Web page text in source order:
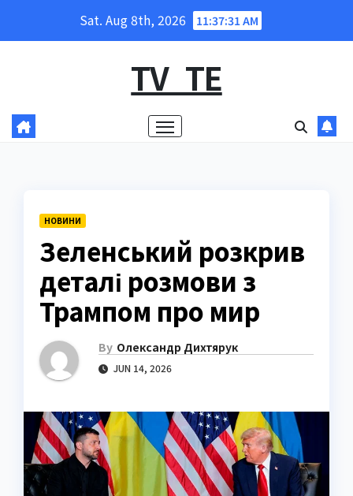
Sat. Aug 8th, 2026 11:37:32 AM
TV_TE
НОВИНИ
Зеленський розкрив
деталі розмови з
Трампом про мир
By Олександр Дихтярук
JUN 14, 2026